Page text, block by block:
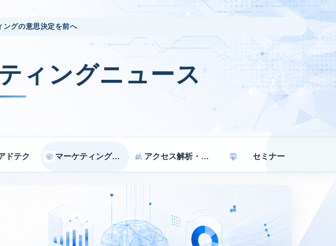
ングの意思決定を前へ
ィングニュース
ドテク マーケティング戦略 アクセス解析・効果測定 セミナー